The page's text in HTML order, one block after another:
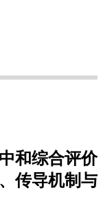
和综合评价
传导机制与